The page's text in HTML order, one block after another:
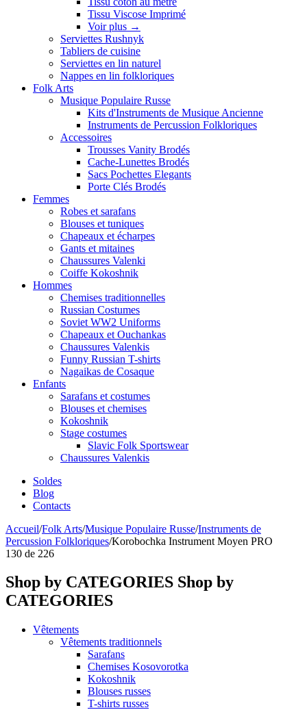
Tissu Viscose Imprimé
Voir plus →
Serviettes Rushnyk
Tabliers de cuisine
Serviettes en lin naturel
Nappes en lin folkloriques
Folk Arts
Musique Populaire Russe
Kits d'Instruments de Musique Ancienne
Instruments de Percussion Folkloriques
Accessoires
Trousses Vanity Brodés
Cache-Lunettes Brodés
Sacs Pochettes Elegants
Porte Clés Brodés
Femmes
Robes et sarafans
Blouses et tuniques
Chapeaux et écharpes
Gants et mitaines
Chaussures Valenki
Coiffe Kokoshnik
Hommes
Chemises traditionnelles
Russian Costumes
Soviet WW2 Uniforms
Chapeaux et Ouchankas
Chaussures Valenkis
Funny Russian T-shirts
Nagaikas de Cosaque
Enfants
Sarafans et costumes
Blouses et chemises
Kokoshnik
Stage costumes
Slavic Folk Sportswear
Chaussures Valenkis
Soldes
Blog
Contacts
Accueil/Folk Arts/Musique Populaire Russe/Instruments de
Percussion Folkloriques/Korobochka Instrument Moyen PRO
130 de 226
Shop by CATEGORIES Shop by
CATEGORIES
Vêtements
Vêtements traditionnels
Sarafans
Chemises Kosovorotka
Kokoshnik
Blouses russes
T-shirts russes